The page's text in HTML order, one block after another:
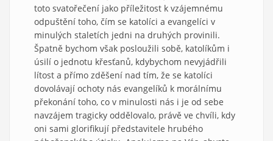
toto svatořečení jako příležitost k vzájemnému
odpuštění toho, čím se katolíci a evangelíci v
minulých staletích jedni na druhých provinili.
Špatně bychom však posloužili sobě, katolíkům i
úsilí o jednotu křesťanů, kdybychom nevyjádřili
lítost a přímo zděšení nad tím, že se katolíci
dovolávají ochoty nás evangelíků k morálnímu
překonání toho, co v minulosti nás i je od sebe
navzájem tragicky oddělovalo, právě ve chvíli, kdy
oni sami glorifikují představitele hrubého